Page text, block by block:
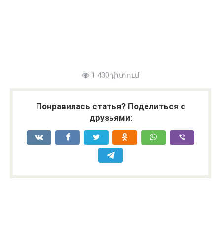
1 430դիտում
Понравилась статья? Поделиться с
друзьями: